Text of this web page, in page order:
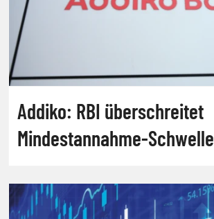
Addiko: RBI überschreitet
Mindestannahme-Schwelle